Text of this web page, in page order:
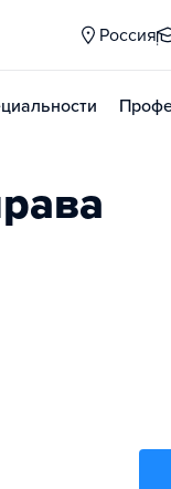
Россия